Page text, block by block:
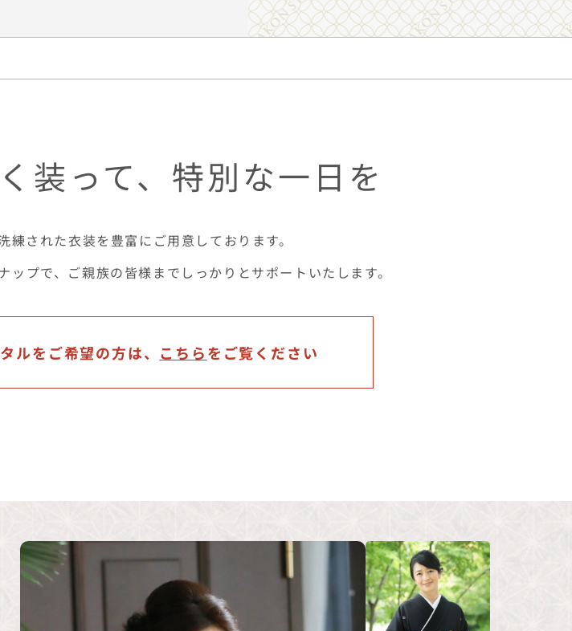
装って、特別な一日を
された衣装を豊富にご用意しております。
プで、ご親族の皆様までしっかりとサポートいたします。
ルをご希望の方は、 こちらをご覧ください